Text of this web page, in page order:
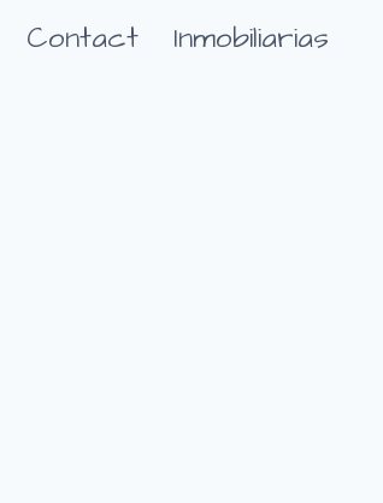
Contact Inmobiliarias